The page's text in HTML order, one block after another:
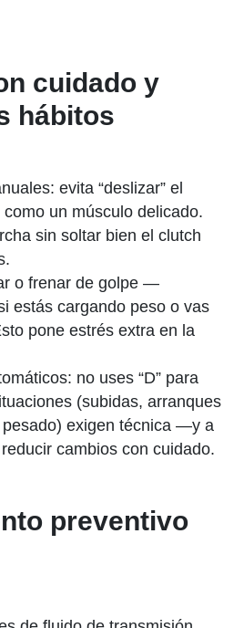
cuidado y
hábitos
evita “deslizar” el
un músculo delicado.
sin soltar bien el clutch
o frenar de golpe —
estás cargando peso o vas
pone estrés extra en la
no uses “D” para
(subidas, arranques
exigen técnica —y a
cambios con cuidado.
preventivo